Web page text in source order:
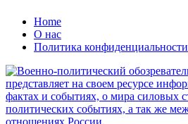
Перейти
содержанию
Home
О нас
Политика конфиденциальности